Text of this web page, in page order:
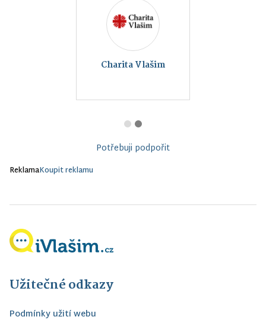
Charita Vlašim
Potřebuji podpořit
ReklamaKoupit reklamu
Užitečné odkazy
Podmínky užití webu